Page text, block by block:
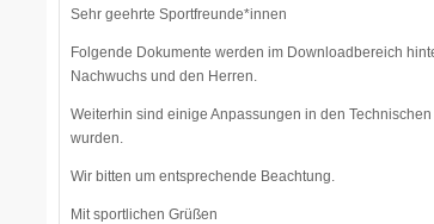
Sehr geehrte Sportfreunde*innen
Folgende Dokumente werden im Downloadbereich
Nachwuchs und den Herren.
Weiterhin sind einige Anpassungen in den
wurden.
Wir bitten um entsprechende Beachtung.
Mit sportlichen Grüßen